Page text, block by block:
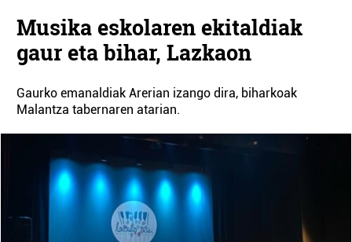
Musika eskolaren ekitaldiak
gaur eta bihar, Lazkaon
Gaurko emanaldiak Arerian izango dira, biharkoak
Malantza tabernaren atarian.